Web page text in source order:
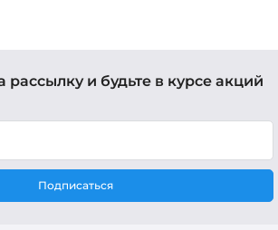
и будьте в курсе акций
Подписаться